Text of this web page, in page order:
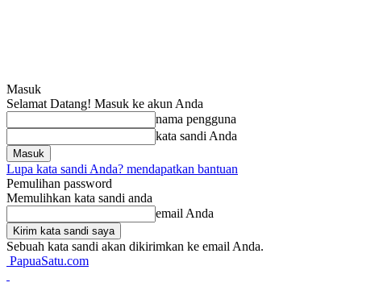
Masuk
Selamat Datang! Masuk ke akun Anda
nama pengguna
kata sandi Anda
Lupa kata sandi Anda? mendapatkan bantuan
Pemulihan password
Memulihkan kata sandi anda
email Anda
Sebuah kata sandi akan dikirimkan ke email Anda.
PapuaSatu.com